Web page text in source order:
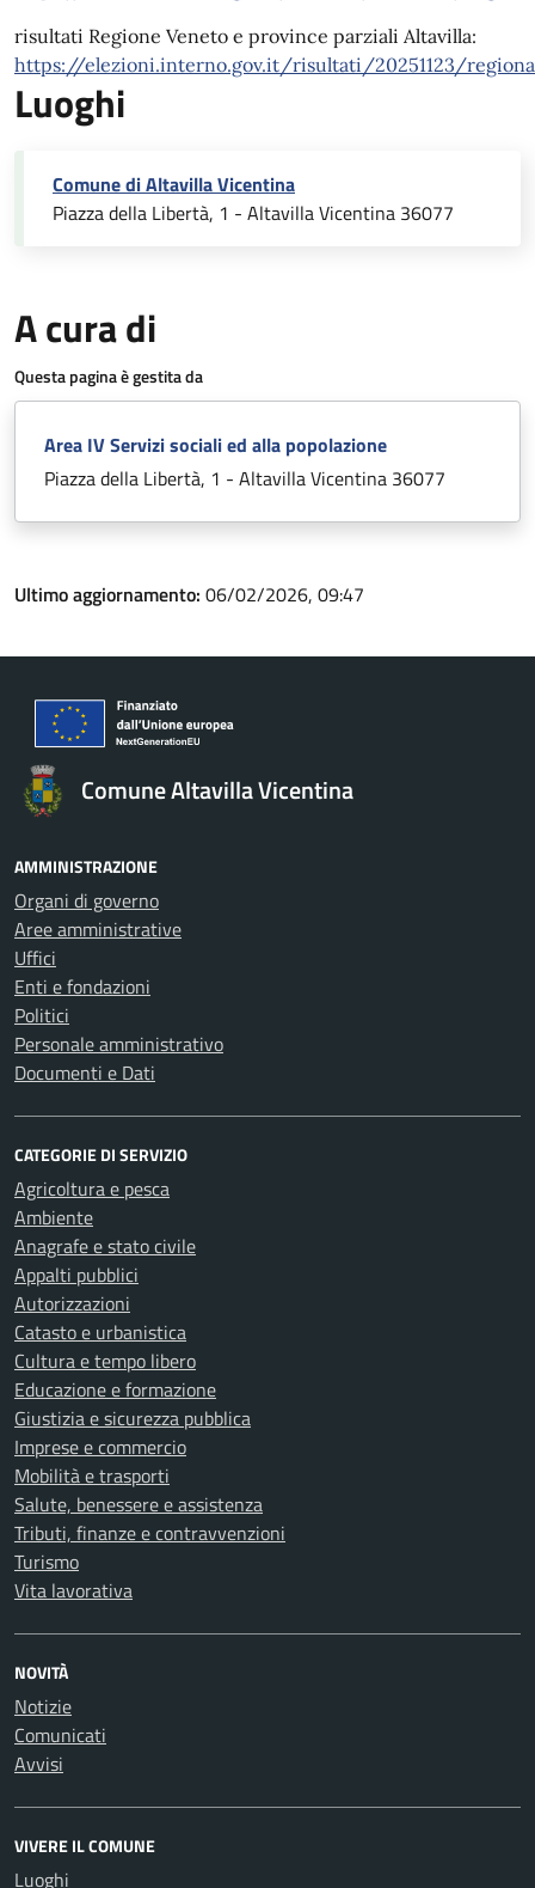
risultati Regione Veneto e province parziali Altavilla:
https://elezioni.interno.gov.it/risultati/20251123/
Luoghi
Comune di Altavilla Vicentina
Piazza della Libertà, 1 - Altavilla Vicentina 36077
A cura di
Questa pagina è gestita da
Area IV Servizi sociali ed alla popolazione
Piazza della Libertà, 1 - Altavilla Vicentina 36077
Ultimo aggiornamento: 06/02/2026, 09:47
Comune Altavilla Vicentina
AMMINISTRAZIONE
Organi di governo
Aree amministrative
Uffici
Enti e fondazioni
Politici
Personale amministrativo
Documenti e Dati
CATEGORIE DI SERVIZIO
Agricoltura e pesca
Ambiente
Anagrafe e stato civile
Appalti pubblici
Autorizzazioni
Catasto e urbanistica
Cultura e tempo libero
Educazione e formazione
Giustizia e sicurezza pubblica
Imprese e commercio
Mobilità e trasporti
Salute, benessere e assistenza
Tributi, finanze e contravvenzioni
Turismo
Vita lavorativa
NOVITÀ
Notizie
Comunicati
Avvisi
VIVERE IL COMUNE
Luoghi